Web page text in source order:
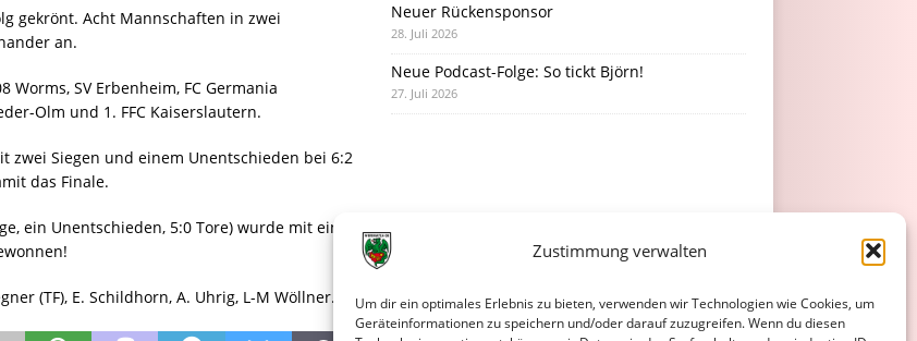
Zustimmung verwalten
Um dir ein optimales Erlebnis zu bieten, verwenden wir Technologien wie Cookies, um
Geräteinformationen zu speichern und/oder darauf zuzugreifen. Wenn du diesen
gekrönt. Acht Mannschaften in zwei
an.
Worms, SV Erbenheim, FC Germania
Olm und 1. FFC Kaiserslautern.
zwei Siegen und einem Unentschieden bei 6:2
das Finale.
ein Unentschieden, 5:0 Tore) wurde mit einem
(TF), E. Schildhorn, A. Uhrig, L-M Wöllner.
Neuer Rückensponsor
28. Juli 2026
Neue Podcast-Folge: So tickt Björn!
27. Juli 2026